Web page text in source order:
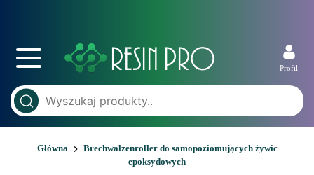
Profil
Główna
Brechwalzenroller do samopoziomujących żywic
epoksydowych